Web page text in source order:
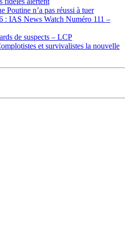
Poutine n’a pas réussi à tuer
: IAS News Watch Numéro 111 –
de suspects – LCP
et survivalistes la nouvelle